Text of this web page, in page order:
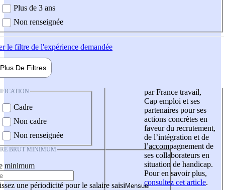
Plus de 3 ans
Non renseignée
le filtre de l'expérience demandée
Plus De Filtres
Cadre
Non cadre
Non renseignée
BRUT MINIMUM
minimum
une périodicité pour le salaire saisi
par France travail,
Cap emploi et ses
partenaires pour ses
actions concrètes en
faveur du recrutement,
de l’intégration et de
l’accompagnement de
ses collaborateurs en
situation de handicap.
Pour en savoir plus,
consultez cet article.